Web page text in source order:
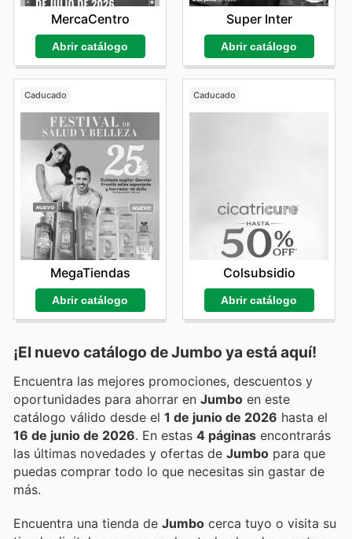
MercaCentro
Abrir catálogo
Super Inter
Abrir catálogo
Caducado
MegaTiendas
Abrir catálogo
Caducado
Colsubsidio
Abrir catálogo
¡El nuevo catálogo deJumbo ya está aquí!
Encuentra las mejores promociones, descuentos y
oportunidades para ahorrar en Jumbo en este
catálogo válido desde el 1 de junio de 2026 hasta el
16 de junio de 2026 . En estas 4 páginas encontrarás
las últimas novedades y ofertas de Jumbo para que
puedas comprar todo lo que necesitas sin gastar de
más.
Encuentra una tienda de Jumbo cerca tuyo o visita su